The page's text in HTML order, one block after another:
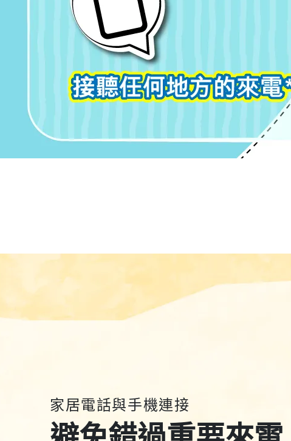
家居電話與手機連接